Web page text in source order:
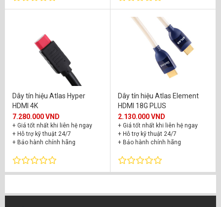
Dây tín hiệu Atlas Hyper
HDMI 4K
7.280.000 VND
+ Giá tốt nhất khi liên hệ ngay
+ Hỗ trợ kỹ thuật 24/7
+ Bảo hành chính hãng
Dây tín hiệu Atlas Element
HDMI 18G PLUS
2.130.000 VND
+ Giá tốt nhất khi liên hệ ngay
+ Hỗ trợ kỹ thuật 24/7
+ Bảo hành chính hãng